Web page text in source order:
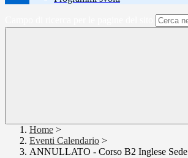
Home >
Eventi Calendario >
ANNULLATO - Corso B2 Inglese Sede